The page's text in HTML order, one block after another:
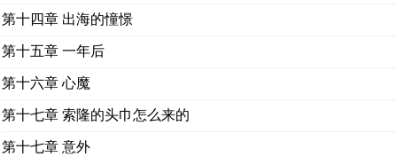
第十四章 出海的憧憬
第十五章 一年后
第十六章 心魔
第十七章 索隆的头巾怎么来的
第十七章 意外